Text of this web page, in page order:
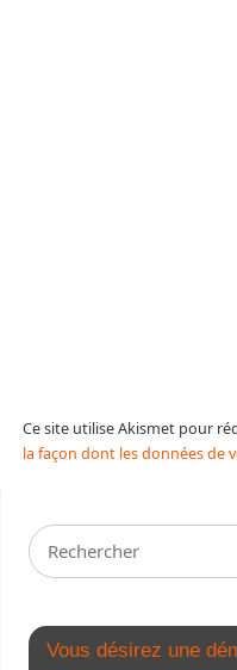
Ce site utilise Akismet pour
la façon dont les données de
Vous désirez une